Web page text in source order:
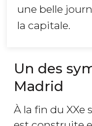
une belle
la capitale.
Un des
Madrid
À la fin du XXe